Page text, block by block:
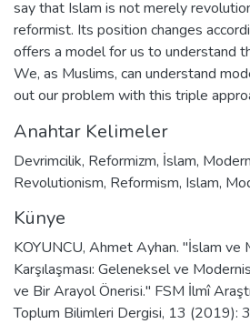
say that Islam is not merely
reformist. Its position changes
offers a model for us to understand
We, as Muslims, can understand
out our problem with this triple
Anahtar Kelimeler
Devrimcilik, Reformizm, İslam,
Revolutionism, Reformism, Islam,
Künye
KOYUNCU, Ahmet Ayhan. "İslam ve
Karşılaşması: Geleneksel ve
ve Bir Arayol Önerisi." FSM İlmî
Toplum Bilimleri Dergisi, 13 (2019):